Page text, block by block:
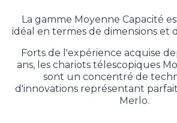
La gamme Moyenne Capacité
idéal en termes de dimensions et
Forts de l'expérience acquise
ans, les chariots télescopiques
sont un concentré de
d'innovations représentant
Merlo.